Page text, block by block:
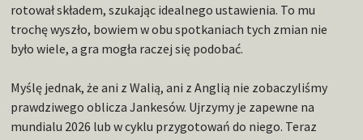
rotował składem, szukając idealnego ustawienia. To mu
trochę wyszło, bowiem w obu spotkaniach tych zmian nie
było wiele, a gra mogła raczej się podobać.
Myślę jednak, że ani z Walią, ani z Anglią nie zobaczyliśmy
prawdziwego oblicza Jankesów. Ujrzymy je zapewne na
mundialu 2026 lub w cyklu przygotowań do niego. Teraz